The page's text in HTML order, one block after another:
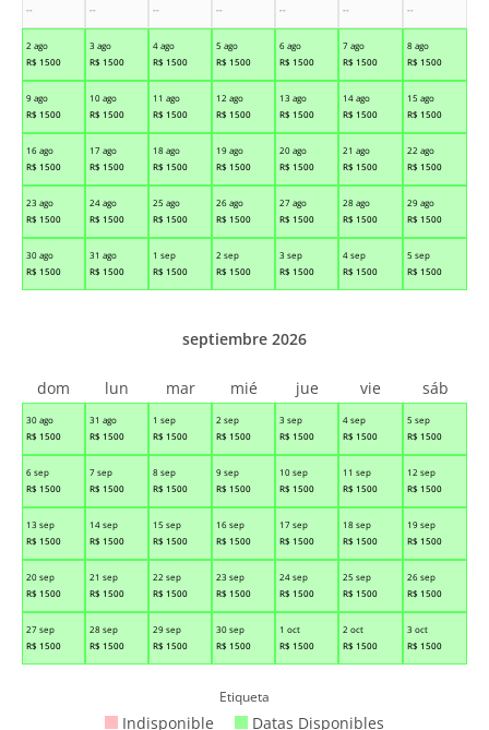
--
--
--
--
--
--
--
2 ago
R$ 1500
3 ago
R$ 1500
4 ago
R$ 1500
5 ago
R$ 1500
6 ago
R$ 1500
7 ago
R$ 1500
8 ago
R$ 1500
9 ago
R$ 1500
10 ago
R$ 1500
11 ago
R$ 1500
12 ago
R$ 1500
13 ago
R$ 1500
14 ago
R$ 1500
15 ago
R$ 1500
16 ago
R$ 1500
17 ago
R$ 1500
18 ago
R$ 1500
19 ago
R$ 1500
20 ago
R$ 1500
21 ago
R$ 1500
22 ago
R$ 1500
23 ago
R$ 1500
24 ago
R$ 1500
25 ago
R$ 1500
26 ago
R$ 1500
27 ago
R$ 1500
28 ago
R$ 1500
29 ago
R$ 1500
30 ago
R$ 1500
31 ago
R$ 1500
1 sep
R$ 1500
2 sep
R$ 1500
3 sep
R$ 1500
4 sep
R$ 1500
5 sep
R$ 1500
30 ago
R$ 1500
31 ago
R$ 1500
1 sep
R$ 1500
2 sep
R$ 1500
3 sep
R$ 1500
4 sep
R$ 1500
5 sep
R$ 1500
6 sep
R$ 1500
7 sep
R$ 1500
8 sep
R$ 1500
9 sep
R$ 1500
10 sep
R$ 1500
11 sep
R$ 1500
12 sep
R$ 1500
13 sep
R$ 1500
14 sep
R$ 1500
15 sep
R$ 1500
16 sep
R$ 1500
17 sep
R$ 1500
18 sep
R$ 1500
19 sep
R$ 1500
20 sep
R$ 1500
21 sep
R$ 1500
22 sep
R$ 1500
23 sep
R$ 1500
24 sep
R$ 1500
25 sep
R$ 1500
26 sep
R$ 1500
27 sep
R$ 1500
28 sep
R$ 1500
29 sep
R$ 1500
30 sep
R$ 1500
1 oct
R$ 1500
2 oct
R$ 1500
3 oct
R$ 1500
septiembre 2026
dom lun mar mié jue vie sáb
Etiqueta
Indisponible Datas Disponibles